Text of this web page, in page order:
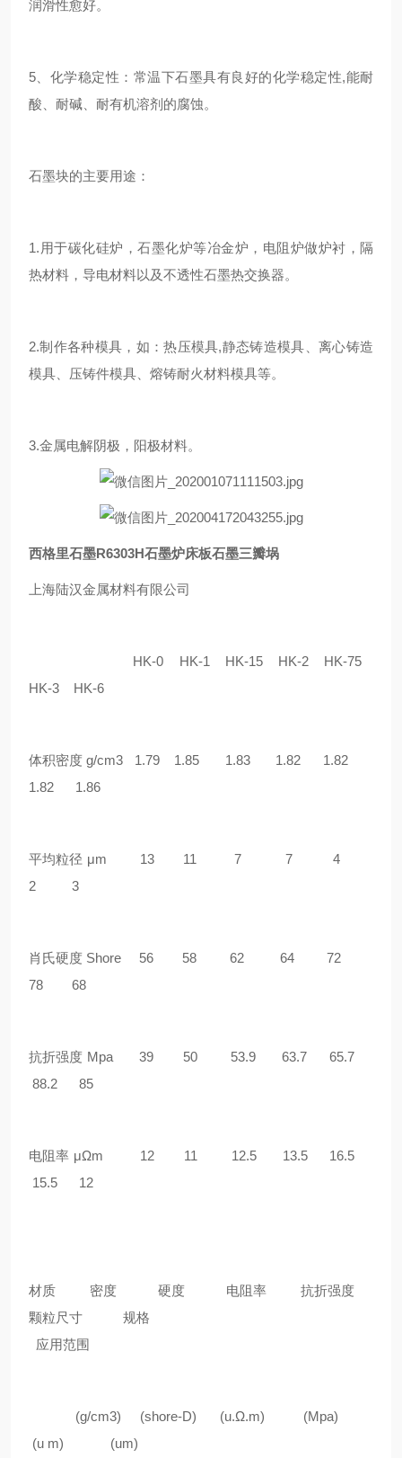
润滑性愈好。
5、化学稳定性：常温下石墨具有良好的化学稳定性,能耐
酸、耐碱、耐有机溶剂的腐蚀。
石墨块的主要用途：
1.用于碳化硅炉，石墨化炉等冶金炉，电阻炉做炉衬，隔
热材料，导电材料以及不透性石墨热交换器。
2.制作各种模具，如：热压模具,静态铸造模具、离心铸造
模具、压铸件模具、熔铸耐火材料模具等。
3.金属电解阴极，阳极材料。
西格里石墨R6303H石墨炉床板石墨三瓣埚
上海陆汉金属材料有限公司
HK-0 HK-1 HK-15 HK-2 HK-75
HK-3 HK-6
体积密度 g/cm3 1.79 1.85 1.83 1.82 1.82
1.82 1.86
平均粒径 μm 13 11 7 7 4
2 3
肖氏硬度 Shore 56 58 62 64 72
78 68
抗折强度 Mpa 39 50 53.9 63.7 65.7
88.2 85
电阻率 μΩm 12 11 12.5 13.5 16.5
15.5 12
材质 密度 硬度 电阻率 抗折强度
颗粒尺寸 规格
应用范围
(g/cm3) (shore-D) (u.Ω.m) (Mpa)
(u m) (um)